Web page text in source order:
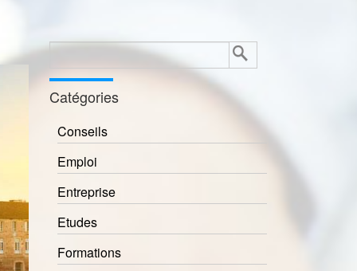
Rechercher :
Catégories
Conseils
Emploi
Entreprise
Etudes
Formations